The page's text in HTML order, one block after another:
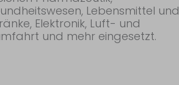
Lebensmittel und
Elektronik, Luft- und
und mehr eingesetzt.